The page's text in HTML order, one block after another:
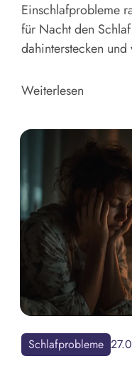
Einschlafprobleme
für Nacht den
dahinterstecken und
Weiterlesen
Schlafprobleme